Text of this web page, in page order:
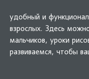
удобный и
взрослых. Здесь
мальчиков, уроки
развиваемся, чтобы